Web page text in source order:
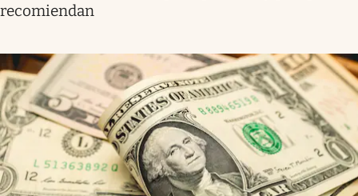
recomiendan